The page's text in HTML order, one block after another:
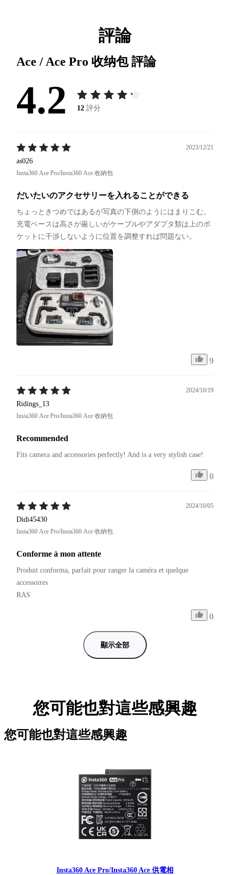
評論
Ace / Ace Pro 收纳包評論
4.2 12 評分
2023/12/21
as026
Insta360 Ace Pro/Insta360 Ace 收納包
だいたいのアクセサリーを入れることができる
ちょっときつめではあるが写真の下側のようにはまりこむ。
充電ベースは高さが厳しいがケーブルやアダプタ類は上のポ
ケットに干渉しないように位置を調整すれば問題ない。
9
2024/10/19
Ridings_13
Insta360 Ace Pro/Insta360 Ace 收納包
Recommended
Fits camera and accessories perfectly! And is a very stylish case!
0
2024/10/05
Didi45430
Insta360 Ace Pro/Insta360 Ace 收納包
Conforme à mon attente
Produit conforma, parfait pour ranger la caméra et quelque
accessoires
RAS
0
顯示全部
您可能也對這些感興趣
您可能也對這些感興趣
Insta360 Ace Pro/Insta360 Ace 供電相